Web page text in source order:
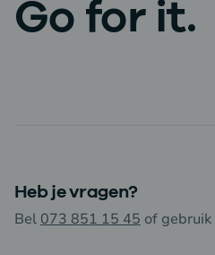
Go for it.
Heb je vragen?
Bel 073 851 15 45 of gebruik